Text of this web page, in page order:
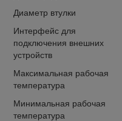
Диаметр втулки
Интерфейс для
подключения внешних
устройств
Максимальная рабочая
температура
Минимальная рабочая
температура